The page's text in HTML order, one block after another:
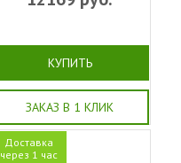
КУПИТЬ
ЗАКАЗ В 1 КЛИК
Доставка
через 1 час